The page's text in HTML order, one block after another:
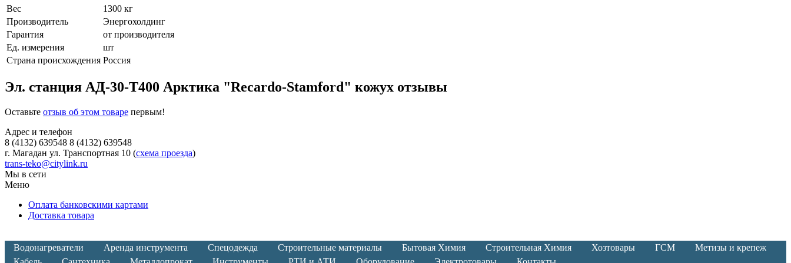
Вес
1300 кг
Производитель
Энергохолдинг
Гарантия
от производителя
Ед. измерения
шт
Страна происхождения Россия
Эл. станция АД-30-Т400 Арктика "Recardo-Stamford" кожух отзывы
Оставьте отзыв об этом товаре первым!
Адрес и телефон
8 (4132) 639548 8 (4132) 639548
г. Магадан ул. Транспортная 10 (схема проезда)
trans-teko@citylink.ru
Мы в сети
Меню
Оплата банковскими картами
Доставка товара
Водонагреватели Аренда инструмента Спецодежда Строительные материалы Бытовая Химия Строительная Химия Хозтовары ГСМ
Метизы и крепеж